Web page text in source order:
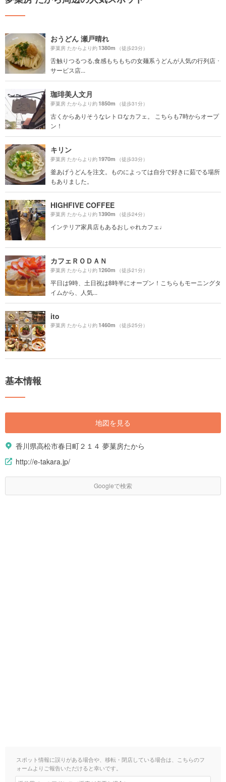
おうどん 瀬戸晴れ
夢菓房 たからより約1380m （徒歩23分）
舌触りつるつる,食感もちもちの女麺系うどんが人気の行列店 ･
サービス店...
珈琲美人文月
夢菓房 たからより約1850m （徒歩31分）
古くからありそうなレトロなカフェ。 こちらも7時からオープ
ン！
キリン
夢菓房 たからより約1970m （徒歩33分）
釜あげうどんを注文。ものによっては自分で好きに茹でる場所
もありました。
HIGHFIVE COFFEE
夢菓房 たからより約1390m （徒歩24分）
インテリア家具店もあるおしゃれカフェ♩
カフェＲＯＤＡＮ
夢菓房 たからより約1260m （徒歩21分）
平日は9時、土日祝は8時半にオープン！こちらもモーニングタ
イムから、人気...
ito
夢菓房 たからより約1460m （徒歩25分）
基本情報
地図を見る
香川県高松市春日町２１４ 夢菓房たから
http://e-takara.jp/
Googleで検索
スポット情報に誤りがある場合や、移転・閉店している場合は、こちらのフ
ォームよりご報告いただけると幸いです。